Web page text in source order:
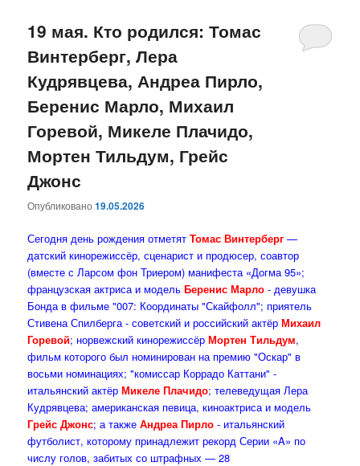
основному
содержимому
дополнительному
содержимому
19 мая. Кто родился: Томас
Винтерберг, Лера
Кудрявцева, Андреа Пирло,
Беренис Марло, Михаил
Горевой, Микеле Плачидо,
Мортен Тильдум, Грейс
Джонс
Опубликовано19.05.2026
Сегодня день рождения отметят Томас Винтерберг —
датский кинорежиссёр, сценарист и продюсер, соавтор
(вместе с Ларсом фон Триером) манифеста «Догма 95»;
французская актриса и модельБеренис Марло - девушка
Бонда в фильме "007: Координаты "Скайфолл"; приятель
Стивена Спилберга - советский и российский актёрМихаил
Горевой; норвежский кинорежиссёрМортен Тильдум,
фильм которого был номинирован на премию "Оскар" в
восьми номинациях; "комиссар Коррадо Каттани" -
итальянский актёр Микеле Плачидо; телеведущая Лера
Кудрявцева; американская певица, киноактриса и модель
Грейс Джонс; а такжеАндреа Пирло - итальянский
футболист, которому принадлежит рекорд Серии «A» по
числу голов, забитых со штрафных — 28